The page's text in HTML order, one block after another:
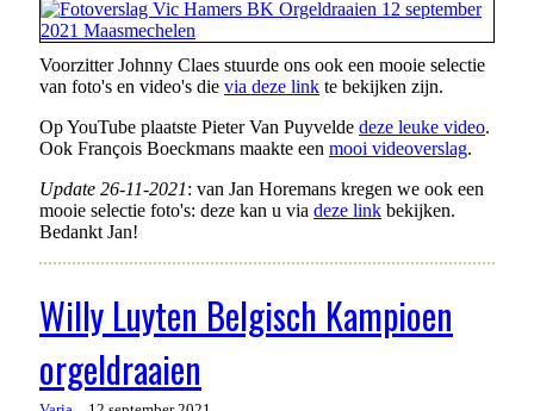
Voorzitter Johnny Claes stuurde ons ook een mooie selectie
van foto's en video's die via deze link te bekijken zijn.
Op YouTube plaatste Pieter Van Puyvelde deze leuke video.
Ook François Boeckmans maakte een mooi videoverslag.
Update 26-11-2021: van Jan Horemans kregen we ook een
mooie selectie foto's: deze kan u via deze link bekijken.
Bedankt Jan!
Willy Luyten Belgisch Kampioen
orgeldraaien